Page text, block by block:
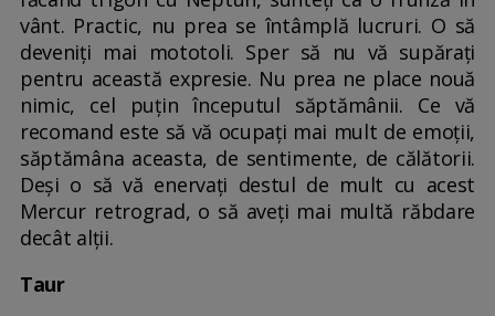
vânt. Practic, nu prea se întâmplă lucruri. O să
deveniți mai mototoli. Sper să nu vă supărați
pentru această expresie. Nu prea ne place nouă
nimic, cel puțin începutul săptămânii. Ce vă
recomand este să vă ocupați mai mult de emoții,
săptămâna aceasta, de sentimente, de călătorii.
Deși o să vă enervați destul de mult cu acest
Mercur retrograd, o să aveți mai multă răbdare
decât alții.
Taur